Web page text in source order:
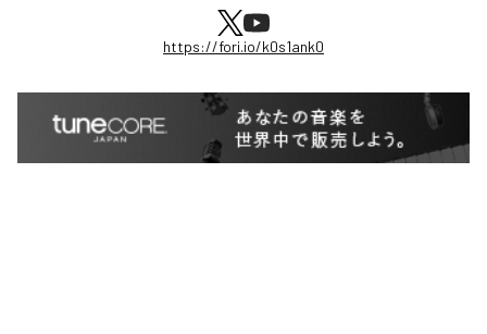
https://fori.io/k0s1ank0